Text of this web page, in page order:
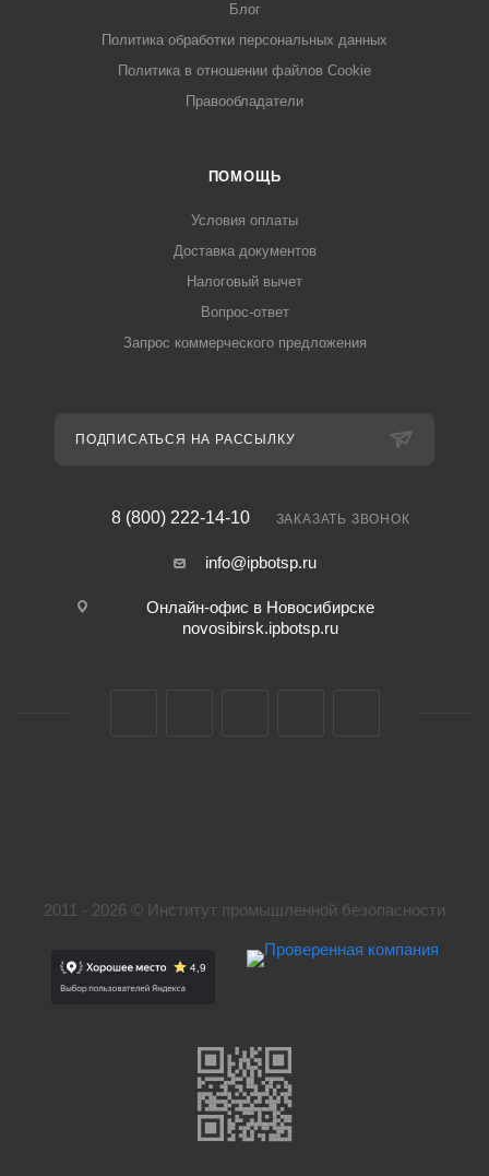
Блог
Политика обработки персональных данных
Политика в отношении файлов Cookie
Правообладатели
ПОМОЩЬ
Условия оплаты
Доставка документов
Налоговый вычет
Вопрос-ответ
Запрос коммерческого предложения
ПОДПИСАТЬСЯ НА РАССЫЛКУ
8 (800) 222-14-10 ЗАКАЗАТЬ ЗВОНОК
info@ipbotsp.ru
Онлайн-офис в Новосибирске
novosibirsk.ipbotsp.ru
2011 - 2026 © Институт промышленной безопасности